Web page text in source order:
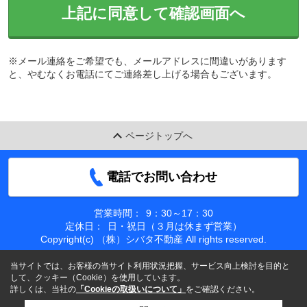
上記に同意して確認画面へ
※メール連絡をご希望でも、メールアドレスに間違いがあります
と、やむなくお電話にてご連絡差し上げる場合もございます。
ページトップへ
電話でお問い合わせ
営業時間：
9：30～17：30
定休日：
日・祝日（３月は休まず営業）
Copyright(c) （株）シバタ不動産 All rights reserved.
当サイトでは、お客様の当サイト利用状況把握、サービス向上検討を目的と
して、クッキー（Cookie）を使用しています。
詳しくは、当社の 「Cookieの取扱いについて」 をご確認ください。